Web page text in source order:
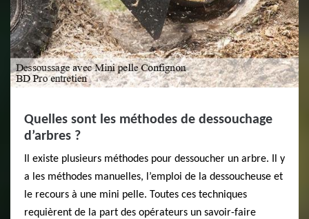
Quelles sont les méthodes de dessouchage
d’arbres ?
Il existe plusieurs méthodes pour dessoucher un arbre. Il y
a les méthodes manuelles, l’emploi de la dessoucheuse et
le recours à une mini pelle. Toutes ces techniques
requièrent de la part des opérateurs un savoir-faire